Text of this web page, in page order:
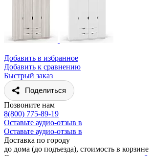
Добавить в избранное
Добавить к сравнению
Быстрый заказ
Поделиться
Позвоните нам
8(800) 775-89-19
Оставьте аудио-отзыв в
Оставьте аудио-отзыв в
Доставка по городу
до дома (до подъезда), стоимость в корзине